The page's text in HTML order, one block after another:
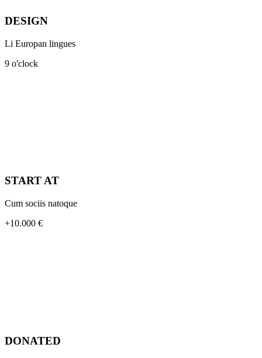
DESIGN
Li Europan lingues
9 o'clock
START AT
Cum sociis natoque
+10.000 €
DONATED